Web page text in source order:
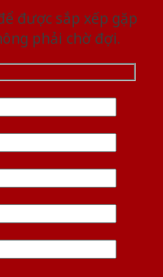
được sắp xếp gặp
phải chờ đợi.